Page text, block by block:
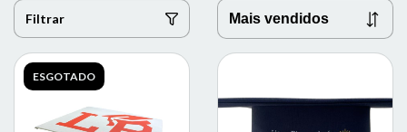
Filtrar
ESGOTADO